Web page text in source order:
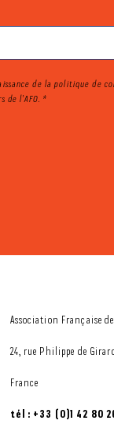
de la politique de
l’AFO. *
CONTACT
Association Française
24, rue Philippe de
France
tél : +33 (0)1 42 80